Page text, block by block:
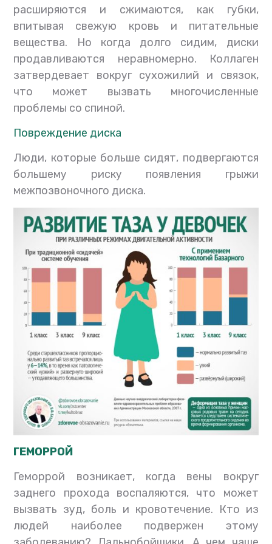
расширяются и сжимаются, как губки,
впитывая свежую кровь и питательные
вещества. Но когда долго сидим, диски
продавливаются неравномерно. Коллаген
затвердевает вокруг сухожилий и связок,
что может вызвать многочисленные
проблемы со спиной.
Повреждение диска
Люди, которые больше сидят, подвергаются
большему риску появления грыжи
межпозвоночного диска.
ГЕМОРРОЙ
Геморрой возникает, когда вены вокруг
заднего прохода воспаляются, что может
вызвать зуд, боль и кровотечение. Кто из
людей наиболее подвержен этому